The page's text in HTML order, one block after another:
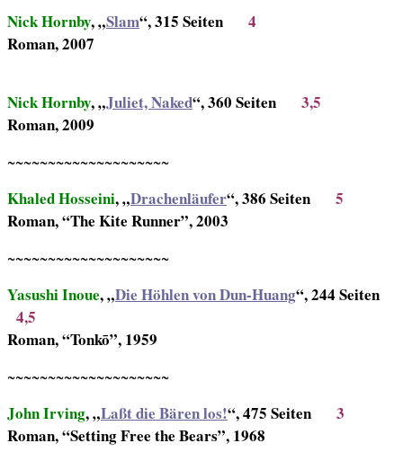
Nick Hornby, „Slam“, 315 Seiten 4
Roman, 2007
Nick Hornby, „Juliet, Naked“, 360 Seiten 3,5
Roman, 2009
~~~~~~~~~~~~~~~~~~~~
Khaled Hosseini, „Drachenläufer“, 386 Seiten 5
Roman, “The Kite Runner”, 2003
~~~~~~~~~~~~~~~~~~~~
Yasushi Inoue, „Die Höhlen von Dun-Huang“, 244 Seiten
4,5
Roman, “Tonkō”, 1959
~~~~~~~~~~~~~~~~~~~~
John Irving, „Laßt die Bären los!“, 475 Seiten 3
Roman, “Setting Free the Bears”, 1968